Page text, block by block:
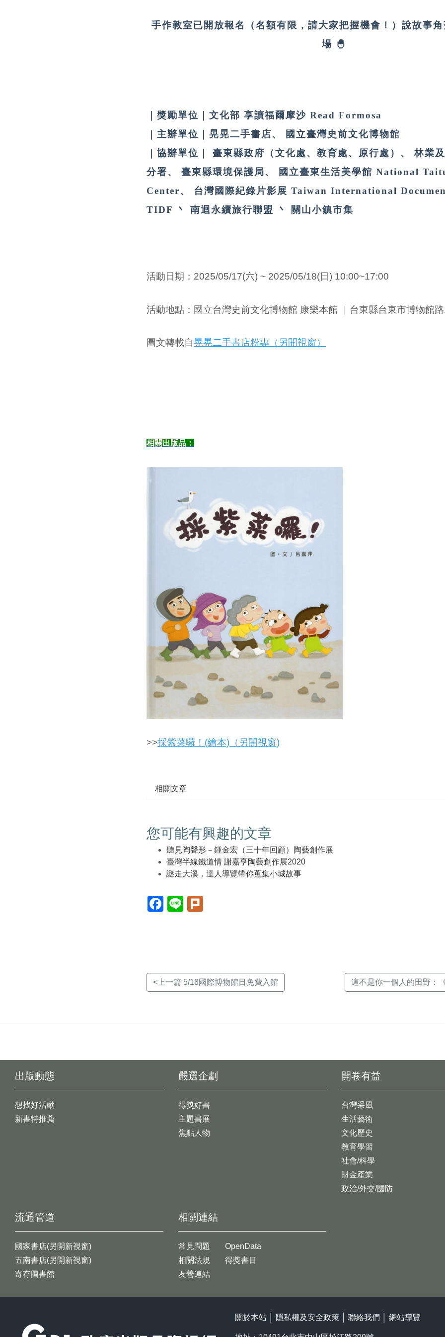
手作教室已開放報名（名額有限，請大家把握機會！）說故事
場 🐣
獎勵單位｜文化部 享讀福爾摩沙 Read Formosa
主辦單位｜晃晃二手書店、 國立臺灣史前文化博物館
協辦單位｜ 臺東縣政府（文化處、教育處、原行處）、 林業
分署、 臺東縣環境保護局、 國立臺東生活美學館 National
Center、 台灣國際紀錄片影展 Taiwan International
TIDF 丶 南迴永續旅行聯盟 丶 關山小鎮市集
活動日期： 2025/05/17(六) ~ 2025/05/18(日) 10:00~17:00
活動地點 ：國立台灣史前文化博物館 康樂本館 ｜台東縣台東市博物館
圖文轉載自晃晃二手書店粉專（另開視窗）
相關出版品：
>>採紫菜囉！(繪本)（另開視窗)
相關文章
您可能有興趣的文章
聽見陶聲形－鍾金宏（三十年回顧）陶藝創作展
臺灣半線鐵道情 謝嘉亨陶藝創作展2020
謎走大溪，達人導覽帶你蒐集小城故事
Facebook(另
開
Line(另
開
<上一篇 5/18國際博物館日免費入館 這不是你一個人的田野：
出版動態
想找好活動
新書特推薦
開卷有益
台灣采風
生活藝術
文化歷史
教育學習
社會/科學
財金產業
政治/外交/國防
嚴選企劃
得獎好書
主題書展
焦點人物
流通管道
國家書店(另開新視窗)
五南書店(另開新視窗)
寄存圖書館
相關連結
常見問題
相關法規
友善連結
OpenData
得獎書目
關於本站 隱私權及安全政策 聯絡我們 網站導覽